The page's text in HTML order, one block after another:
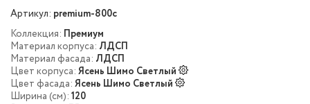
Артикул: premium-800c
Коллекция: Премиум
Материал корпуса: ЛДСП
Материал фасада: ЛДСП
Цвет корпуса: Ясень Шимо Светлый
Цвет фасада: Ясень Шимо Светлый
Ширина (см): 120